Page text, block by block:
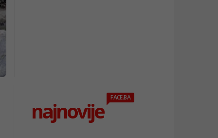
najnovije
FACE.BA